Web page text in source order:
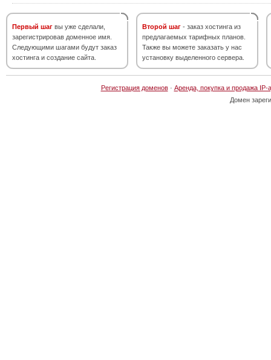
Первый шаг вы уже сделали,
зарегистрировав доменное имя.
Следующими шагами будут заказ
хостинга и создание сайта.
Второй шаг - заказ хостинга из
предлагаемых тарифных планов.
Также вы можете заказать у нас
установку выделенного сервера.
Регистрация доменов· Аренда, покупка и продажа IP-
Домен